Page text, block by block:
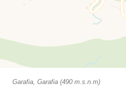
Garafia, Garafia (490 m.s.n.m)